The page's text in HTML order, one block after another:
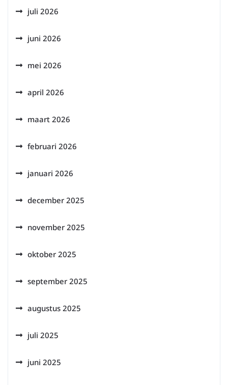
juli 2026
juni 2026
mei 2026
april 2026
maart 2026
februari 2026
januari 2026
december 2025
november 2025
oktober 2025
september 2025
augustus 2025
juli 2025
juni 2025